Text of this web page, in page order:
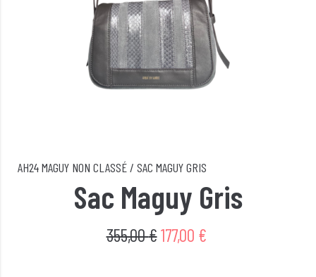
AH24MAGUY NON CLASSÉ/ SAC MAGUY GRIS
Sac Maguy Gris
355,00€177,00 €